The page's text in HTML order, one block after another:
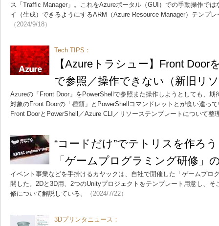
ス「Traffic Manager」。これをAzureポータル（GUI）での手動操作で
イ（生成）できるようにするARM（Azure Resource Manager）テンプ
（2024/9/18）
Tech TIPS：
【Azureトラシュー】Front Door
で参照／操作できない（新旧リ
Azureの「Front Door」をPowerShellで参照また操作しようとしても、
対象のFront Doorの「種類」とPowerShellコマンドレットとが食い違っ
Front DoorとPowerShell／Azure CLI／リソーステンプレートについて整
“コードだけ”でテトリスを作ろ
「ゲームプログラミング研修」
イベント事業などを手掛けるカヤックは、自社で開催した「ゲームプロ
開した。2Dと3D用、2つのUnityプロジェクトをテンプレート用意し、
修について解説している。
（2024/7/22）
3Dプリンタニュース：